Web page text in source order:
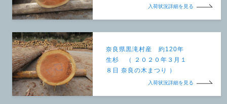
入荷状況詳細を見る
奈良県黒滝村産 約120年
生杉 （ ２０２０年３月１
８日 奈良の木まつり ）
入荷状況詳細を見る